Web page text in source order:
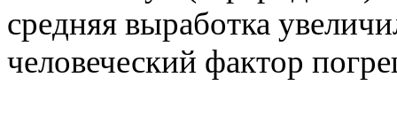
средняя выработка
человеческий фактор